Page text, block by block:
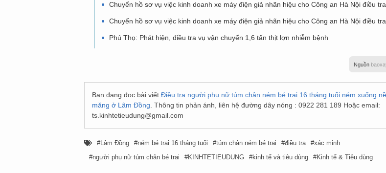
Chuyển hồ sơ vụ việc kinh doanh xe máy điện giả nhãn hiệu cho Công an Hà Nội điều
Chuyển hồ sơ vụ việc kinh doanh xe máy điện giả nhãn hiệu cho Công an Hà Nội điều
Phú Thọ: Phát hiện, điều tra vụ vận chuyển 1,6 tấn thịt lợn nhiễm bệnh
Nguồn
Bạn đang đọc bài viết Điều tra người phụ nữ túm chân ném bé trai 16 tháng tuổi ném xuống
măng ở Lâm Đồng. Thông tin phản ánh, liên hệ đường dây nóng : 0922 281 189 Hoặc email:
ts.kinhtetieudung@gmail.com
Lâm Đồng ném bé trai 16 tháng tuổi túm chân ném bé trai điều tra
xác minh
người phụ nữ túm chân bé trai
KINHTETIEUDUNG kinh tế và tiêu dùng Kinh tế & Tiêu dùng